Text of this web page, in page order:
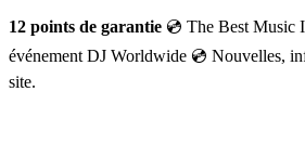
12 points de garantie 💿 The Best Music
événement DJ Worldwide 💿 Nouvelles,
site.